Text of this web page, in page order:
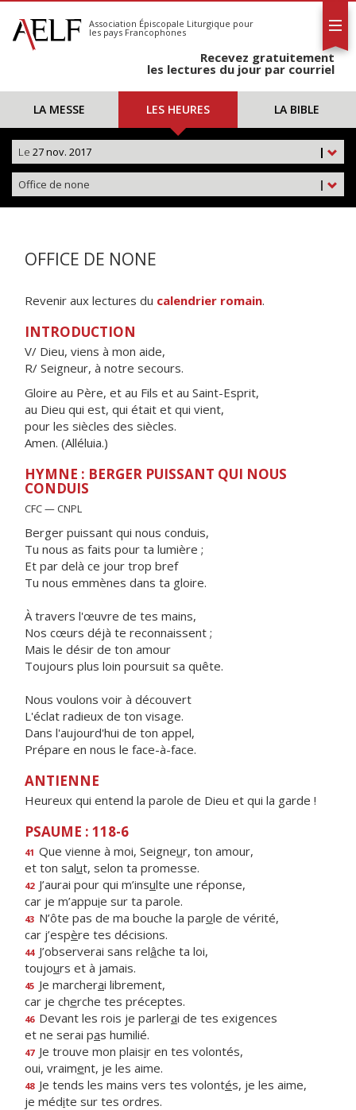
S'abonner
Calendrier
Association Épiscopale Liturgique pour
les pays Francophones
Recevez gratuitement
les lectures du jour par courriel
LA MESSE LES HEURES LA BIBLE
|
Le 27 nov. 2017
|
Office de none
OFFICE DE NONE
Revenir aux lectures du calendrier romain.
INTRODUCTION
V/ Dieu, viens à mon aide,
R/ Seigneur, à notre secours.
Gloire au Père, et au Fils et au Saint-Esprit,
au Dieu qui est, qui était et qui vient,
pour les siècles des siècles.
Amen. (Alléluia.)
HYMNE : BERGER PUISSANT QUI NOUS
CONDUIS
CFC — CNPL
Berger puissant qui nous conduis,
Tu nous as faits pour ta lumière ;
Et par delà ce jour trop bref
Tu nous emmènes dans ta gloire.
À travers l'œuvre de tes mains,
Nos cœurs déjà te reconnaissent ;
Mais le désir de ton amour
Toujours plus loin poursuit sa quête.
Nous voulons voir à découvert
L'éclat radieux de ton visage.
Dans l'aujourd'hui de ton appel,
Prépare en nous le face-à-face.
ANTIENNE
Heureux qui entend la parole de Dieu et qui la garde !
PSAUME : 118-6
41 Que vienne à moi, Seigneur, ton amour,
et ton salut, selon ta promesse.
42 J’aurai pour qui m’insulte une réponse,
car je m’appuie sur ta parole.
43 N’ôte pas de ma bouche la parole de vérité,
car j’espère tes décisions.
44 J’observerai sans relâche ta loi,
toujours et à jamais.
45 Je marcherai librement,
car je cherche tes préceptes.
46 Devant les rois je parlerai de tes exigences
et ne serai pas humilié.
47 Je trouve mon plaisir en tes volontés,
oui, vraiment, je les aime.
48 Je tends les mains vers tes volontés, je les aime,
je médite sur tes ordres.